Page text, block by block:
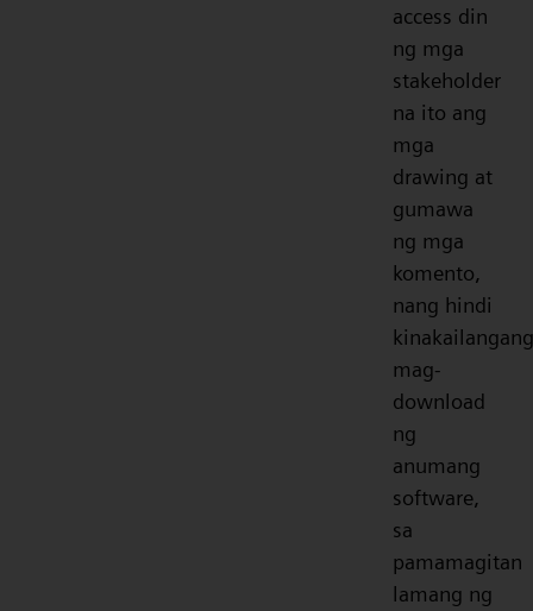
access din
ng mga
stakeholder
na ito ang
mga
drawing at
gumawa
ng mga
komento,
nang hindi
kinakailangang
mag-
download
ng
anumang
software,
sa
pamamagitan
lamang ng